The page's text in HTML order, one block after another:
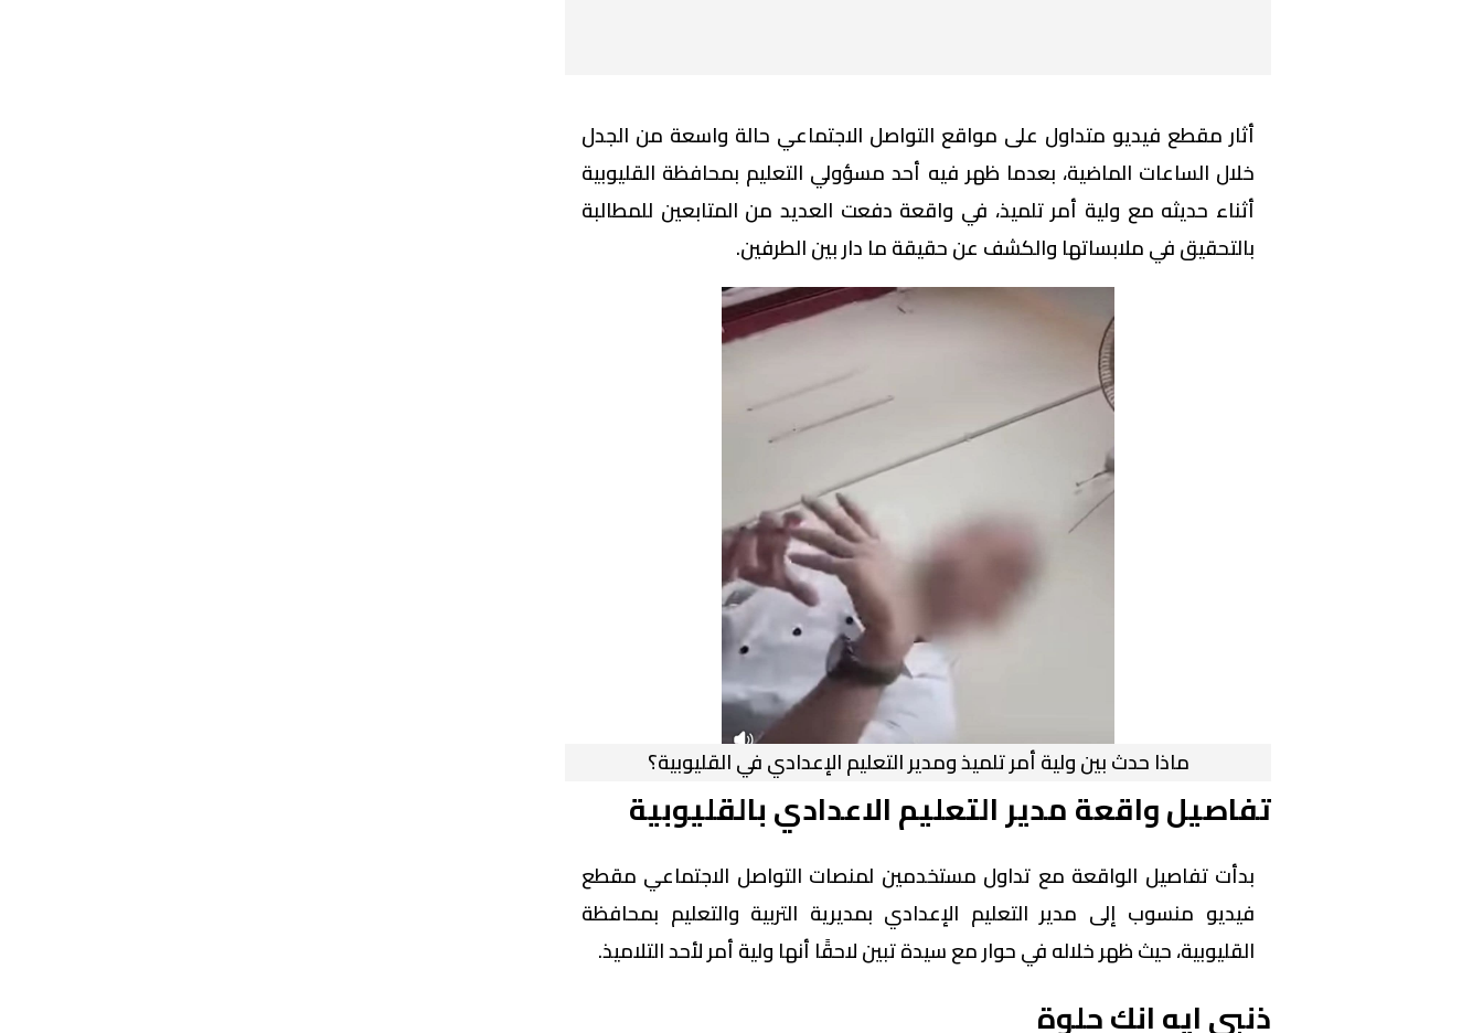
أثار مقطع فيديو متداول على مواقع التواصل الاجتماعي حالة واسعة من الجدل
خلال الساعات الماضية، بعدما ظهر فيه أحد مسؤولي التعليم بمحافظة القليوبية
أثناء حديثه مع ولية أمر تلميذ، في واقعة دفعت العديد من المتابعين للمطالبة
بالتحقيق في ملابساتها والكشف عن حقيقة ما دار بين الطرفين.
ماذا حدث بين ولية أمر تلميذ ومدير التعليم الإعدادي في القليوبية؟
تفاصيل واقعة مدير التعليم الاعدادي بالقليوبية
بدأت تفاصيل الواقعة مع تداول مستخدمين لمنصات التواصل الاجتماعي مقطع
فيديو منسوب إلى مدير التعليم الإعدادي بمديرية التربية والتعليم بمحافظة
القليوبية، حيث ظهر خلاله في حوار مع سيدة تبين لاحقًا أنها ولية أمر لأحد التلاميذ.
ذنبي ايه انك حلوة